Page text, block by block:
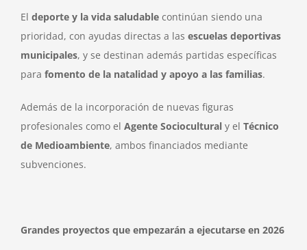
El deporte y la vida saludable continúan siendo una
prioridad, con ayudas directas a las escuelas deportivas
municipales, y se destinan además partidas específicas
para fomento de la natalidad y apoyo a las familias.
Además de la incorporación de nuevas figuras
profesionales como el Agente Sociocultural y el Técnico
de Medioambiente, ambos financiados mediante
subvenciones.
Grandes proyectos que empezarán a ejecutarse en 2026